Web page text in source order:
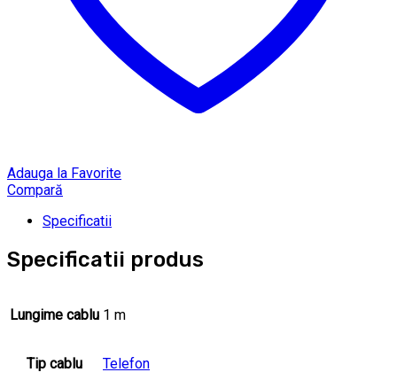
Adauga la Favorite
Compară
Specificatii
Specificatii produs
Lungime cablu 1 m
Tip cablu Telefon